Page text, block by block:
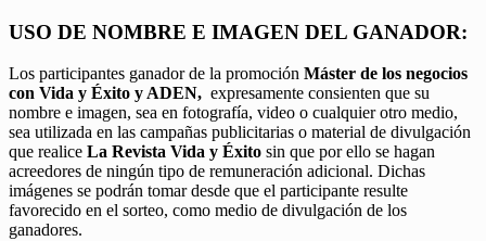
USO DE NOMBRE E IMAGEN DEL GANADOR:
Los participantes ganador de la promoción Máster de los negocios
con Vida y Éxito y ADEN, expresamente consienten que su
nombre e imagen, sea en fotografía, video o cualquier otro medio,
sea utilizada en las campañas publicitarias o material de divulgación
que realice La Revista Vida y Éxito sin que por ello se hagan
acreedores de ningún tipo de remuneración adicional. Dichas
imágenes se podrán tomar desde que el participante resulte
favorecido en el sorteo, como medio de divulgación de los
ganadores.